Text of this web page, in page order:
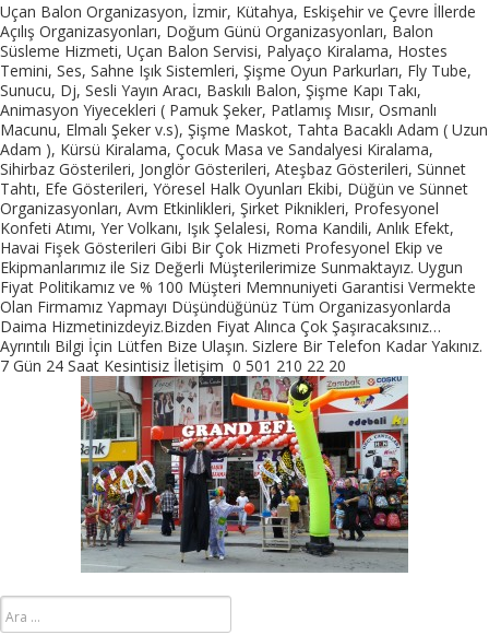
Uçan Balon Organizasyon, İzmir, Kütahya, Eskişehir ve Çevre İllerde
Açılış Organizasyonları, Doğum Günü Organizasyonları, Balon
Süsleme Hizmeti, Uçan Balon Servisi, Palyaço Kiralama, Hostes
Temini, Ses, Sahne Işık Sistemleri, Şişme Oyun Parkurları, Fly Tube,
Sunucu, Dj, Sesli Yayın Aracı, Baskılı Balon, Şişme Kapı Takı,
Animasyon Yiyecekleri ( Pamuk Şeker, Patlamış Mısır, Osmanlı
Macunu, Elmalı Şeker v.s), Şişme Maskot, Tahta Bacaklı Adam ( Uzun
Adam ), Kürsü Kiralama, Çocuk Masa ve Sandalyesi Kiralama,
Sihirbaz Gösterileri, Jonglör Gösterileri, Ateşbaz Gösterileri, Sünnet
Tahtı, Efe Gösterileri, Yöresel Halk Oyunları Ekibi, Düğün ve Sünnet
Organizasyonları, Avm Etkinlikleri, Şirket Piknikleri, Profesyonel
Konfeti Atımı, Yer Volkanı, Işık Şelalesi, Roma Kandili, Anlık Efekt,
Havai Fişek Gösterileri Gibi Bir Çok Hizmeti Profesyonel Ekip ve
Ekipmanlarımız ile Siz Değerli Müşterilerimize Sunmaktayız. Uygun
Fiyat Politikamız ve % 100 Müşteri Memnuniyeti Garantisi Vermekte
Olan Firmamız Yapmayı Düşündüğünüz Tüm Organizasyonlarda
Daima Hizmetinizdeyiz.Bizden Fiyat Alınca Çok Şaşıracaksınız…
Ayrıntılı Bilgi İçin Lütfen Bize Ulaşın. Sizlere Bir Telefon Kadar Yakınız.
7 Gün 24 Saat Kesintisiz İletişim 0 501 210 22 20
Arama: